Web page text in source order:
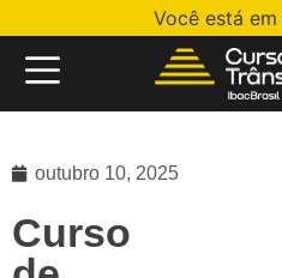
Você está em
outubro 10, 2025
Curso